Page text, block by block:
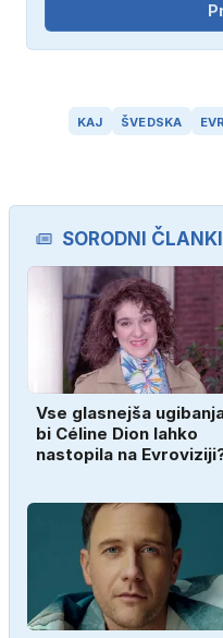
KAJ ŠVEDSKA
SORODNI ČLANKI
Vse glasnejša
bi Céline Dion lahko
nastopila na